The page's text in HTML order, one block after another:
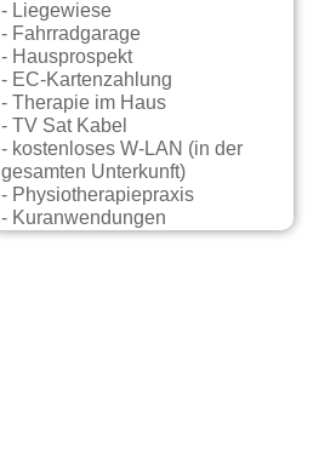
- Liegewiese
- Fahrradgarage
- Hausprospekt
- EC-Kartenzahlung
- Therapie im Haus
- TV Sat Kabel
- kostenloses W-LAN (in der
gesamten Unterkunft)
- Physiotherapiepraxis
- Kuranwendungen